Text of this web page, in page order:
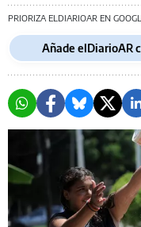
PRIORIZA ELDIARIOAR EN
Añade elDiarioAR